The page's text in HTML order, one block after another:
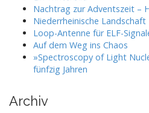
Nachtrag zur Adventszeit –
Niederrheinische Landschaft
Loop-Antenne für ELF-
Auf dem Weg ins Chaos
»Spectroscopy of Light
fünfzig Jahren
Archiv